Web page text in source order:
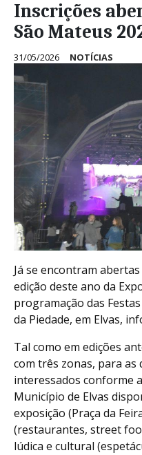
Inscrições
São Mateus
31/05/2026 NOTÍCIAS
Já se encontram
edição deste ano da
programação das
da Piedade, em Elvas,
Tal como em edições
com três zonas, para as
interessados conforme
Município de Elvas
exposição (Praça da
(restaurantes, street
lúdica e cultural